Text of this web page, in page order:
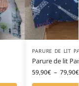
PARURE DE LIT
Parure de lit
59,90€ – 79,90€